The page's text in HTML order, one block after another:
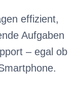
effizient,
Aufgaben
– egal ob